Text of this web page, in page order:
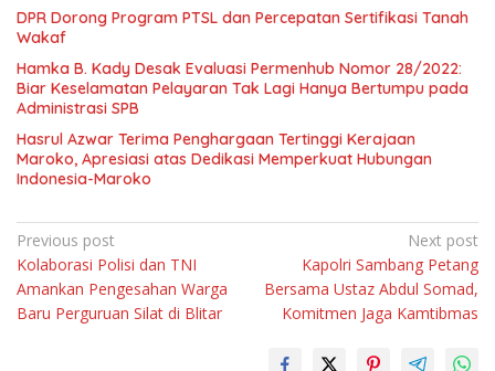
DPR Dorong Program PTSL dan Percepatan Sertifikasi Tanah
Wakaf
Hamka B. Kady Desak Evaluasi Permenhub Nomor 28/2022:
Biar Keselamatan Pelayaran Tak Lagi Hanya Bertumpu pada
Administrasi SPB
Hasrul Azwar Terima Penghargaan Tertinggi Kerajaan
Maroko, Apresiasi atas Dedikasi Memperkuat Hubungan
Indonesia-Maroko
Navigasi
pos
Previous post
Kolaborasi Polisi dan TNI
Amankan Pengesahan Warga
Baru Perguruan Silat di Blitar
Next post
Kapolri Sambang Petang
Bersama Ustaz Abdul Somad,
Komitmen Jaga Kamtibmas